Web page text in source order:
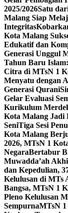
2025/2026Satu
Malang Siap
Integritas
Kota Malang
Edukatif dan
Generasi Unggul
Tahun Baru
Citra di MTsN 1
Menyatu dengan
Generasi Qurani
Gelar Evaluasi
Kurikulum
Kota Malang Jadi
SeniTiga Sesi
Kota Malang
2026, MTsN 1
NegaraBertabur
Muwadda’ah
dan Kepedulian,
Kelulusan di MTs
Bangsa, MTsN 1
Pleno Kelulusan
SempurnaMTsN 1